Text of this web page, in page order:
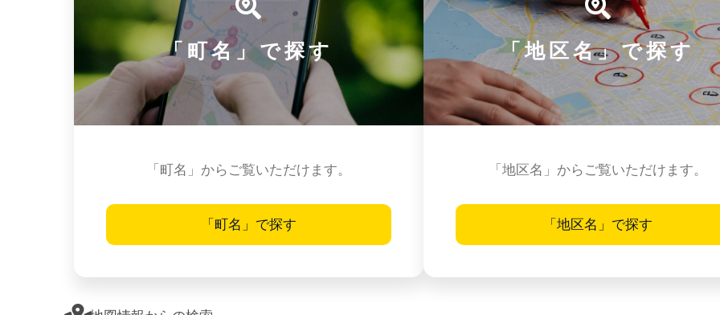
「町名」で探す
「町名」からご覧いただけます。
「町名」で探す
「地区名」で探す
「地区名」からご覧いただけます。
「地区名」で探す